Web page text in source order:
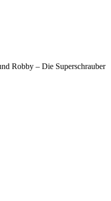
Robby – Die Superschrauber